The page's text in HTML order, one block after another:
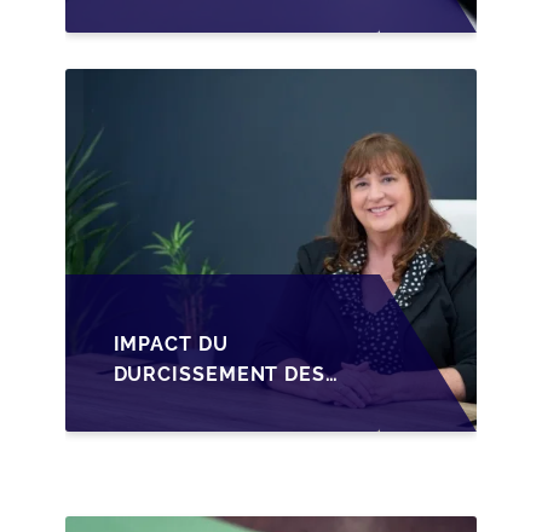
STRUCTURER LA
CESSION DES PARTS
IMPACT DU
DURCISSEMENT DES
CRÉDIT SUR LA